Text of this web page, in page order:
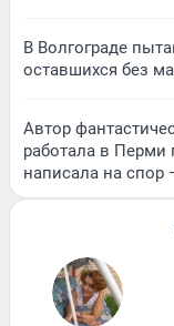
В Волгограде
оставшихся без
Автор
работала в Перми
написала на спор